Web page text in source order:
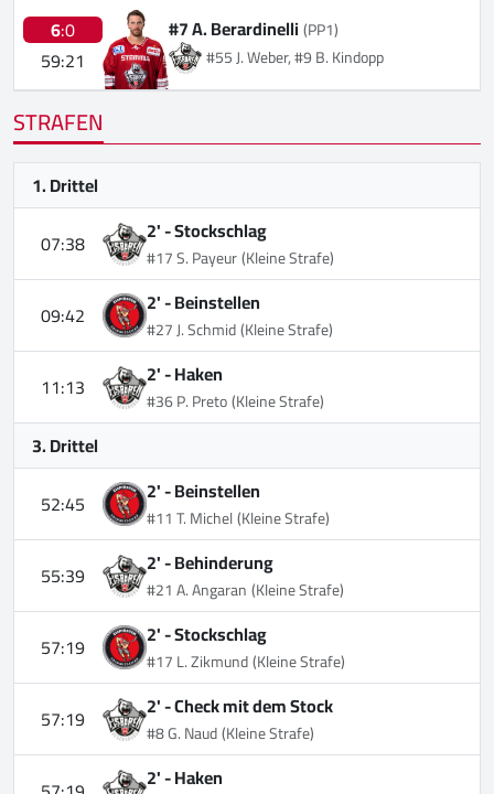
6:0
59:21
#7 A. Berardinelli(PP1)
#55 J. Weber, #9 B. Kindopp
STRAFEN
1. Drittel
07:38
2' -Stockschlag
#17 S. Payeur(Kleine Strafe)
09:42 2' -Beinstellen
#27 J. Schmid(Kleine Strafe)
11:13 2' -Haken
#36 P. Preto(Kleine Strafe)
3. Drittel
52:45
2' -Beinstellen
#11 T. Michel(Kleine Strafe)
55:39 2' -Behinderung
#21 A. Angaran(Kleine Strafe)
57:19 2' -Stockschlag
#17 L. Zikmund(Kleine Strafe)
57:19 2' -Check mit dem Stock
#8 G. Naud(Kleine Strafe)
2' -Haken